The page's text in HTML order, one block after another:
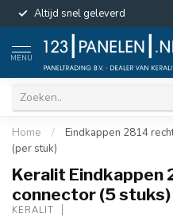
Altijd snel geleverd
MENU
Home /
Eindkappen 2814
(per stuk)
Keralit Eindkappen
connector (5
KERALIT